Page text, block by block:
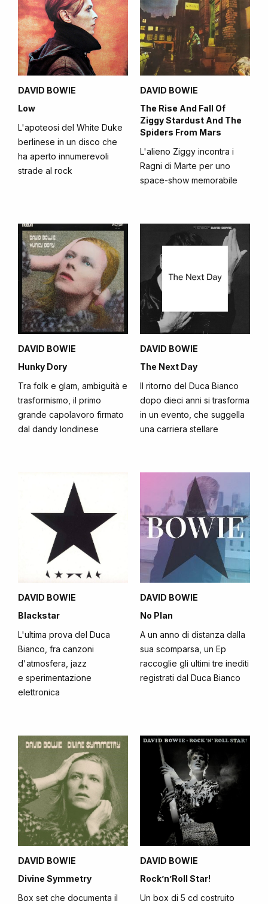
DAVID BOWIE
Low
L'apoteosi del White Duke
berlinese in un disco che
ha aperto innumerevoli
strade al rock
DAVID BOWIE
The Rise And Fall Of
Ziggy Stardust And The
Spiders From Mars
L'alieno Ziggy incontra i
Ragni di Marte per uno
space-show memorabile
DAVID BOWIE
Hunky Dory
Tra folk e glam, ambiguità e
trasformismo, il primo
grande capolavoro firmato
dal dandy londinese
DAVID BOWIE
The Next Day
Il ritorno del Duca Bianco
dopo dieci anni si trasforma
in un evento, che suggella
una carriera stellare
DAVID BOWIE
Blackstar
L'ultima prova del Duca
Bianco, fra canzoni
d'atmosfera, jazz
e sperimentazione
elettronica
DAVID BOWIE
No Plan
A un anno di distanza dalla
sua scomparsa, un Ep
raccoglie gli ultimi tre inediti
registrati dal Duca Bianco
DAVID BOWIE
Divine Symmetry
Box set che documenta il
DAVID BOWIE
Rock’n’Roll Star!
Un box di 5 cd costruito